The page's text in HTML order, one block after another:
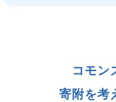
コモン
寄附を考